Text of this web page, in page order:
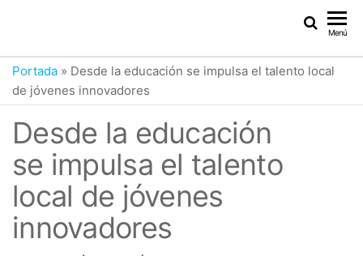
Menú
Portada » Desde la educación se impulsa el talento local
de jóvenes innovadores
Desde la educación
se impulsa el talento
local de jóvenes
innovadores